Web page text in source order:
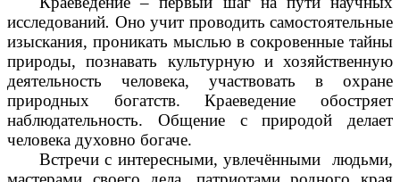
исследований. Оно учит проводить самостоятельные
изыскания, проникать мыслью в сокровенные тайны
природы, познавать культурную и хозяйственную
деятельность человека, участвовать в охране
природных богатств. Краеведение обостряет
наблюдательность. Общение с природой делает
человека духовно богаче.
Встречи с интересными, увлечёнными людьми,